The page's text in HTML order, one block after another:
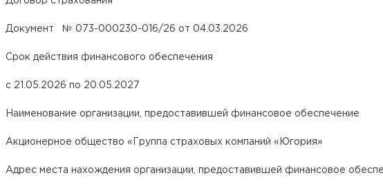
Документ № 073-000230-016/26 от 04.03.2026
Срок действия финансового обеспечения
с 21.05.2026 по 20.05.2027
Наименование организации, предоставившей финансовое обеспечение
Акционерное общество «Группа страховых компаний «Югория»
Адрес места нахождения организации, предоставившей финансовое